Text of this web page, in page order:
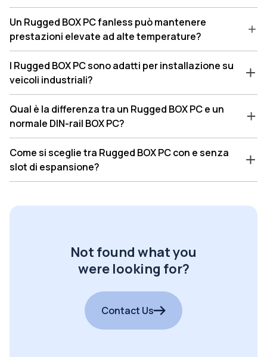
Un Rugged BOX PC fanless può mantenere
prestazioni elevate ad alte temperature?
I Rugged BOX PC sono adatti per installazione su
veicoli industriali?
Qual è la differenza tra un Rugged BOX PC e un
normale DIN-rail BOX PC?
Come si sceglie tra Rugged BOX PC con e senza
slot di espansione?
Not found what you
were looking for?
Contact Us